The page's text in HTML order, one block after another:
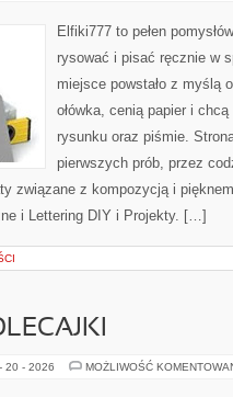
Elfiki777 to pełen
rysować i pisać ręcznie w
miejsce powstało z myślą
ołówka, cenią papier i
rysunku oraz piśmie.
pierwszych prób, przez
związane z kompozycją i
i Lettering DIY i Projekty. […]
20 - 2026 MOŻLIWOŚĆ